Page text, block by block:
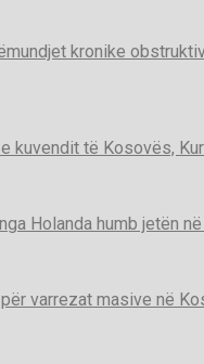
kronike
kuvendit të Kosovës,
Holanda humb jetën
varrezat masive në